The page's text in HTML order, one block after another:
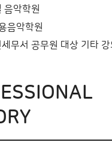
음악학원
음악학원
무서 공무원 대상 기타 강